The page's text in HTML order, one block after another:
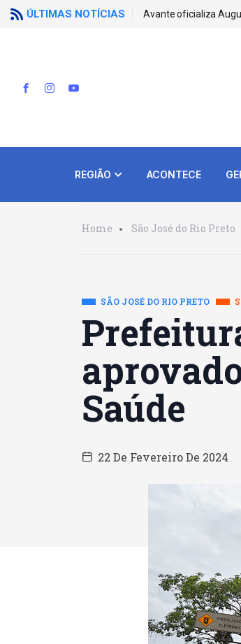
ÚLTIMAS NOTÍCIAS Avante oficializa
REGIÃO ACONTECE
Home São José do Rio Preto
SÃO JOSÉ DO RIO PRETO
Saúde
22 De Fevereiro De 2024